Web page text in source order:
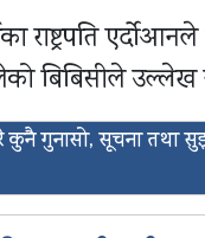
राष्ट्रपति
बिबिसीले
कुनै गुनासो, सूचना तथा